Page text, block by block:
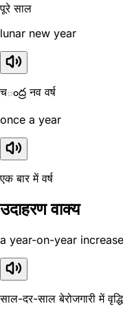
पूरे साल
lunar new year
चంద్ర नव वर्ष
once a year
एक बार में वर्ष
उदाहरण वाक्य
a year-on-year
साल-दर-साल बेरोजगारी में वृद्धि